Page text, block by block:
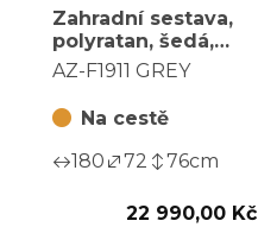
Zahradní sestava,
polyratan, šedá,
AZ-F1911 GREY
AZ-F1911 GREY
Na cestě
180
72 76cm
22 990,00 Kč